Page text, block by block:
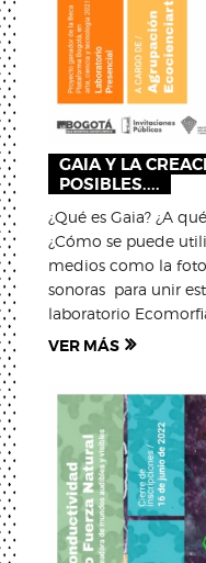
GAIA Y LA
POSIBLES....
¿Qué es Gaia? ¿A
¿Cómo se puede
medios como la
sonoras para unir
laboratorio
VER MÁS